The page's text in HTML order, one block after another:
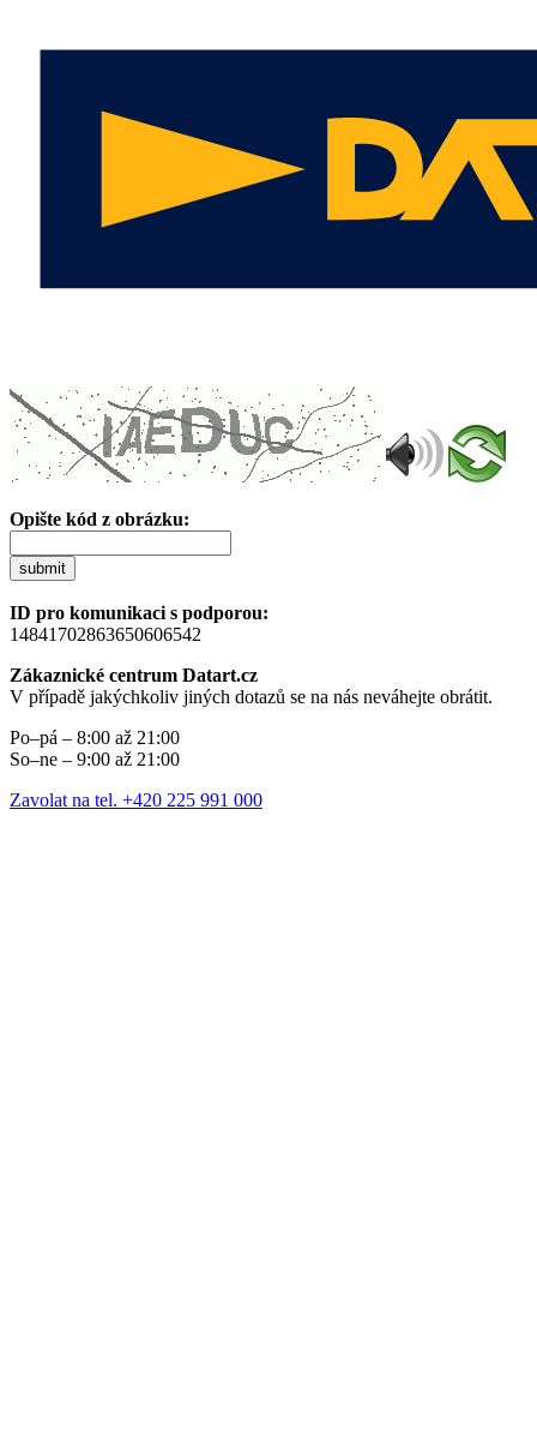
Opište kód z obrázku:
submit
ID pro komunikaci s podporou:
14841702863650606542
Zákaznické centrum Datart.cz
V případě jakýchkoliv jiných dotazů se na nás neváhejte obrátit.
Po–pá – 8:00 až 21:00
So–ne – 9:00 až 21:00
Zavolat na tel. +420 225 991 000